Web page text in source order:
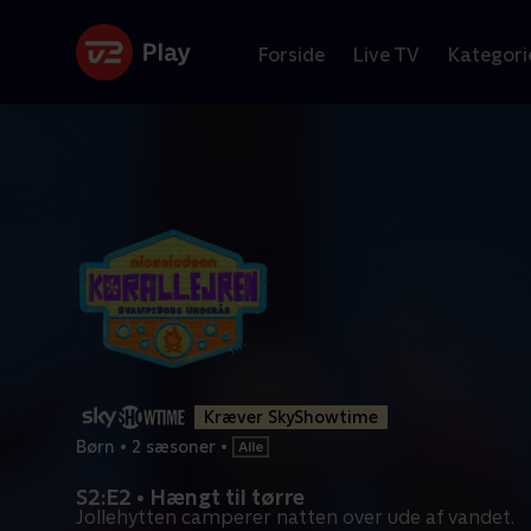
Forside Live TV
Kræver SkyShowtime
Børn • 2 sæsoner •
S2:E2 • Hængt til tørre
Jollehytten camperer natten over ude af vandet.